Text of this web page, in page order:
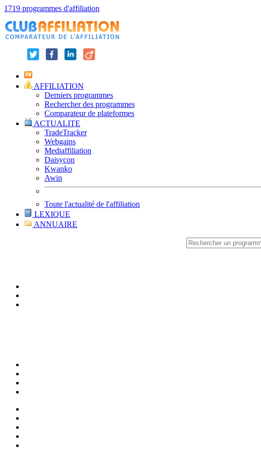
1719 programmes d'affiliation
AFFILIATION
Derniers programmes
Rechercher des programmes
Comparateur de plateformes
ACTUALITE
TradeTracker
Webgains
Mediaffiliation
Daisycon
Kwanko
Awin
Toute l'actualité de l'affiliation
LEXIQUE
ANNUAIRE